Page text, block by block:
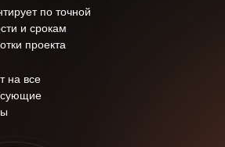
по точной
и срокам
проекта
на все